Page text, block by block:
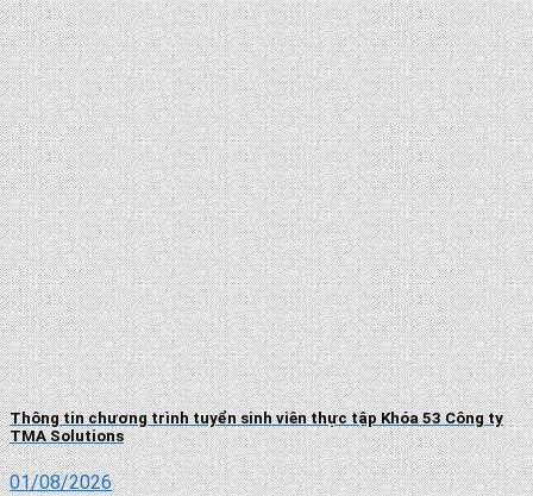
Thông tin chương trình tuyển sinh viên thực tập Khóa 53 Công ty
TMA Solutions
01/08/2026